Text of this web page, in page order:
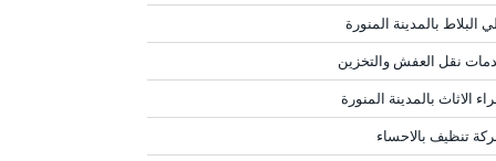
البلاط بالمدينة المنورة
نقل العفش والتخزين
الاثاث بالمدينة المنورة
تنظيف بالاحساء